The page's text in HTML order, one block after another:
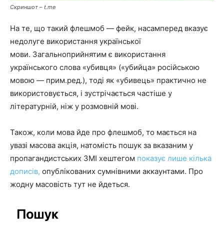
Скриншот – t.me
На те, що такий флешмоб — фейк, насамперед вказує
недолуге використання української
мови. Загальноприйнятим є використання
українського слова «убивця» («убийца» російською
мовою — прим.ред.), тоді як «убивець» практично не
використовується, і зустрічається частіше у
літературній, ніж у розмовній мові.
Також, коли мова йде про флешмоб, то мається на
увазі масова акція, натомість пошук за вказаним у
пропагандистських ЗМІ хештегом показує лише кілька
дописів, опублікованих сумнівними аккаунтами. Про
жодну масовість тут не йдеться.